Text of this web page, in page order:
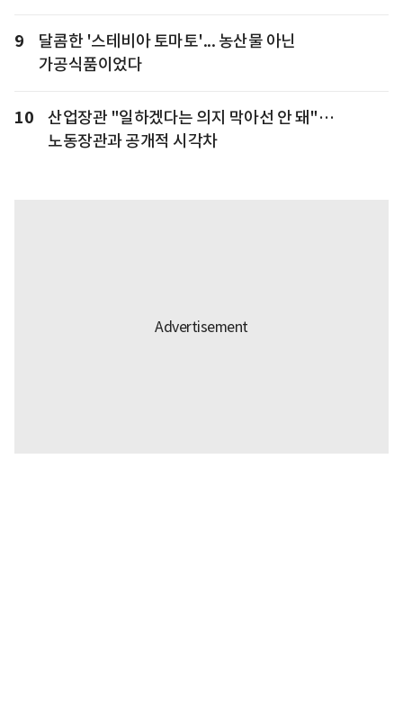
9
달콤한 '스테비아 토마토'... 농산물 아닌
가공식품이었다
10
산업장관 "일하겠다는 의지 막아선 안 돼"…
노동장관과 공개적 시각차